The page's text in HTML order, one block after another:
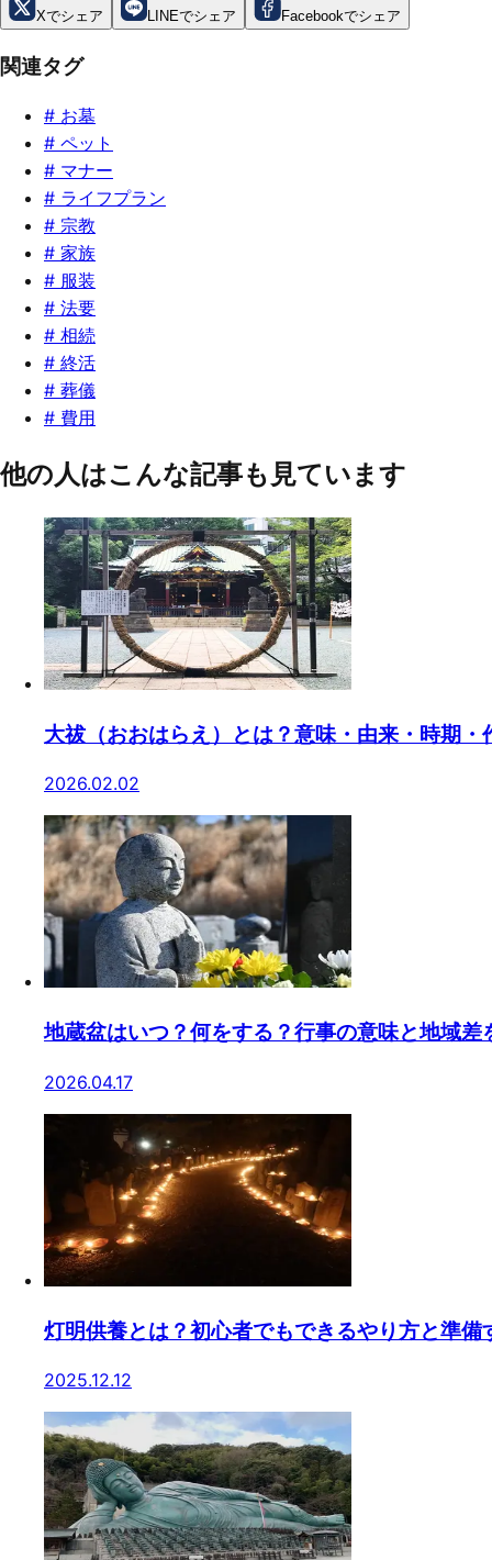
Xでシェア LINEでシェア Facebookでシェア
関連タグ
# お墓
# ペット
# マナー
# ライフプラン
# 宗教
# 家族
# 服装
# 法要
# 相続
# 終活
# 葬儀
# 費用
他の人はこんな記事も見ています
大祓（おおはらえ）とは？意味・由来・時期
2026.02.02
地蔵盆はいつ？何をする？行事の意味と地域差
2026.04.17
灯明供養とは？初心者でもできるやり方と準備
2025.12.12